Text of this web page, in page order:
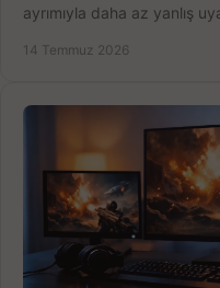
ayrımıyla daha az yanlış
14 Temmuz 2026